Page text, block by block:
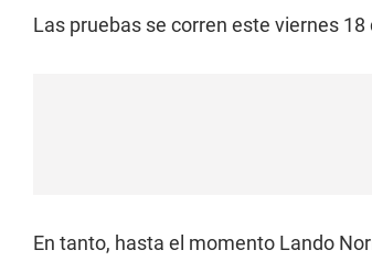
Las pruebas se corren este viernes
En tanto, hasta el momento Lando